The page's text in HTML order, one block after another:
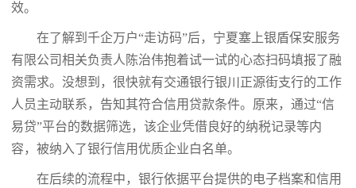
效。
在了解到千企万户“走访码”后，宁夏塞上银盾保安服务
有限公司相关负责人陈治伟抱着试一试的心态扫码填报了融
资需求。没想到，很快就有交通银行银川正源街支行的工作
人员主动联系，告知其符合信用贷款条件。原来，通过“信
易贷”平台的数据筛选，该企业凭借良好的纳税记录等内
容，被纳入了银行信用优质企业白名单。
在后续的流程中，银行依据平台提供的电子档案和信用